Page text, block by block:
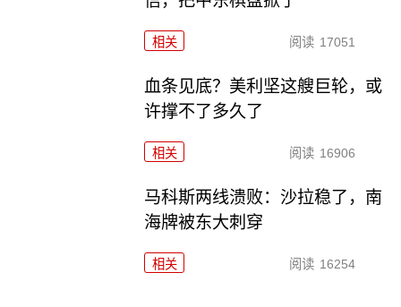
相关 阅读 17051
血条见底？美利坚这艘巨轮，或
许撑不了多久了
相关 阅读 16906
马科斯两线溃败：沙拉稳了，南
海牌被东大刺穿
相关 阅读 16254